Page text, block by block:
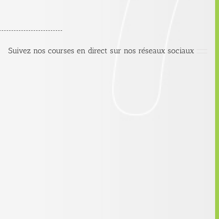
Suivez nos courses en direct sur nos réseaux sociaux